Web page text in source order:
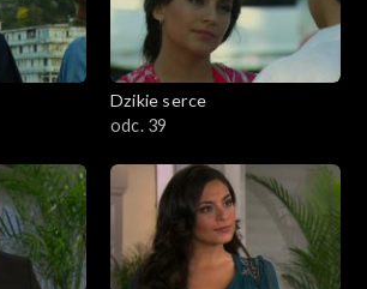
Dzikie serce
odc. 39